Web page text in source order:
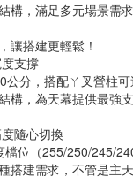
構，滿足多元場景需
讓搭建更輕鬆！
支撐
公分，搭配ㄚ叉營柱
構，為天幕提供最強
隨心切換
檔位（255/250/245/
搭建需求，不管是主